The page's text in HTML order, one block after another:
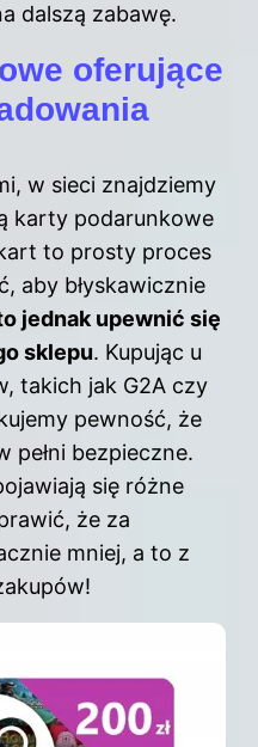
dalszą zabawę.
oferujące
w sieci znajdziemy
karty podarunkowe
to prosty proces
aby błyskawicznie
jednak upewnić się
sklepu. Kupując u
takich jak G2A czy
pewność, że
pełni bezpieczne.
się różne
że za
mniej, a to z